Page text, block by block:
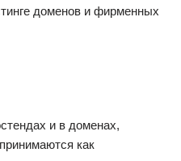
доменов и фирменных
и в доменах,
как